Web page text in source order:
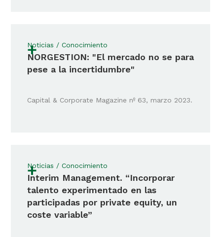
Noticias / Conocimiento
NORGESTION: "El mercado no se para
pese a la incertidumbre"
Capital & Corporate Magazine nº 63, marzo 2023.
+
Noticias / Conocimiento
Interim Management. “Incorporar
talento experimentado en las
participadas por private equity, un
coste variable”
+